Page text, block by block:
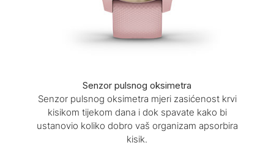
Senzor pulsnog oksimetra
Senzor pulsnog oksimetra mjeri zasićenost krvi
kisikom tijekom dana i dok spavate kako bi
ustanovio koliko dobro vaš organizam apsorbira
kisik.